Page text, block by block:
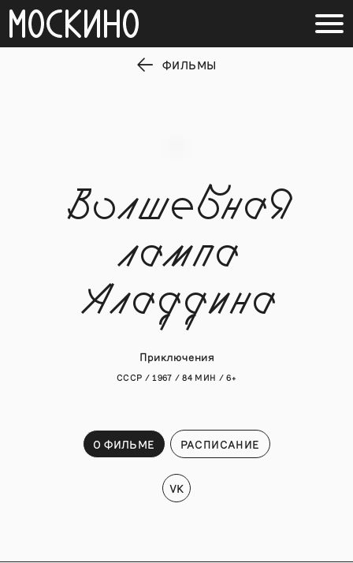
ФИЛЬМЫ
Волшебная
лампа
Аладдина
Приключения
СССР / 1967 / 84 МИН / 6+
О ФИЛЬМЕ РАСПИСАНИЕ
VK